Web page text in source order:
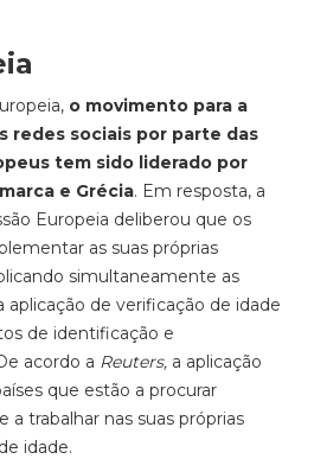
o movimento para a
redes sociais por parte das
tem sido liderado por
e Grécia. Em resposta, a
Europeia deliberou que os
as suas próprias
simultaneamente as
aplicação de verificação de idade
de identificação e
acordo a Reuters, a aplicação
que estão a procurar
trabalhar nas suas próprias
idade.